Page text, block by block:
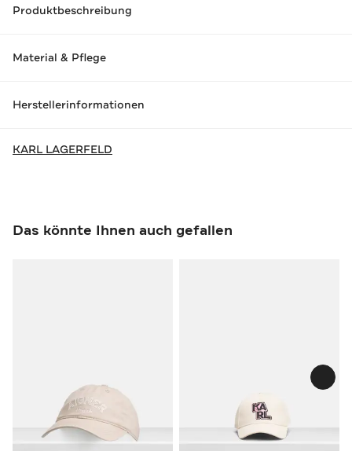
Produktbeschreibung
Material & Pflege
Herstellerinformationen
KARL LAGERFELD
Das könnte Ihnen auch gefallen